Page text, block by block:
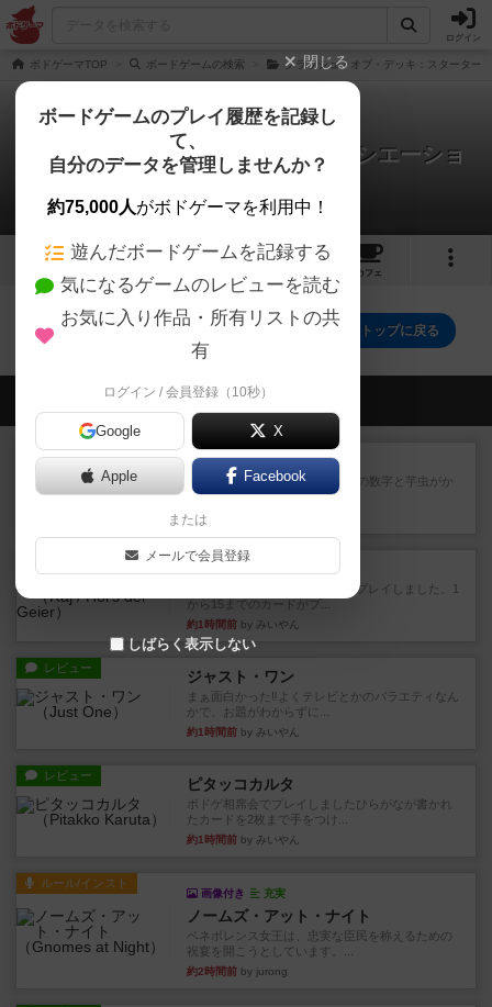
ログイン
ボドゲーマTOP ボードゲームの検索 クラッシュ・オブ・デッキ：スターター
クラッシュ・オブ・デッキ : イニシエーショ
ン
0件の動画
1 1
カフェ
クラッシュ・オブ・デッキ : イニシエーションのトップに戻る
会員の新しい投稿
レビュー ヘックメック
サイコロゲームです1から5までの数字と芋虫がか
かれたダイス。これを振っ...
44分前
超有名なゲームですが、初めてプレイしました。1
から15までのカードがプ...
約1時間前 by みいやん
レビュー ジャスト・ワン
まぁ面白かった‼️よくテレビとかのバラエティなん
かで、お題がわからずに...
約1時間前 by みいやん
レビュー ピタッコカルタ
ボドゲ相席会でプレイしましたひらがなが書かれ
たカードを2枚まで手をつけ...
約1時間前 by みいやん
ルール/インスト
画像付き 充実
ノームズ・アット・ナイト
ベネボレンス女王は、忠実な臣民を称えるための
祝宴を開こうとしています。...
約2時間前 by jurong
閉じる
ボードゲームのプレイ履歴を記録し
て、
自分のデータを管理しませんか？
約75,000人がボドゲーマを利用中！
遊んだボードゲームを記録する
気になるゲームのレビューを読む
お気に入り作品・所有リストの共
有
ログイン / 会員登録（10秒）
Google X
Apple Facebook
または
メールで会員登録
しばらく表示しない